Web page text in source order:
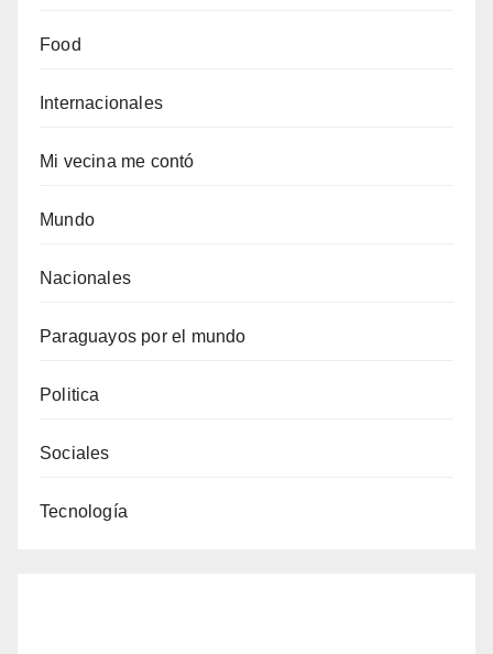
Food
Internacionales
Mi vecina me contó
Mundo
Nacionales
Paraguayos por el mundo
Politica
Sociales
Tecnología